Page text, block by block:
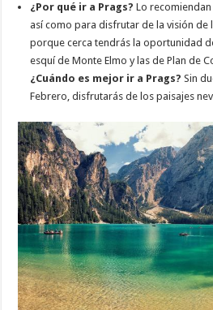
¿Por qué ir a Prags? Lo
así como para disfrutar de la visión de
porque cerca tendrás la oportunidad
esquí de Monte Elmo y las de Plan de
¿Cuándo es mejor ir a Prags?Sin
Febrero, disfrutarás de los paisajes